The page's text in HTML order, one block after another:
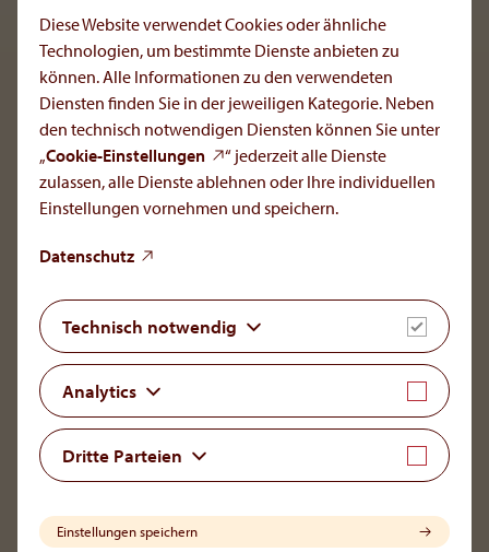
To the main navigation
OrphaCare GmbH
1190 Vienna, Austria
+43 1 93 46 108
office[at]orphacare.com
Impressum
Diese Website verwendet Cookies oder ähnliche
Technologien, um bestimmte Dienste anbieten zu
können. Alle Informationen zu den verwendeten
Diensten finden Sie in der jeweiligen Kategorie. Neben
den technisch notwendigen Diensten können Sie unter
„Cookie-Einstellungen
“ jederzeit alle Dienste
zulassen, alle Dienste ablehnen oder Ihre individuellen
Einstellungen vornehmen und speichern.
Datenschutz
Technisch notwendig
Analytics
Dritte Parteien
Einstellungen speichern